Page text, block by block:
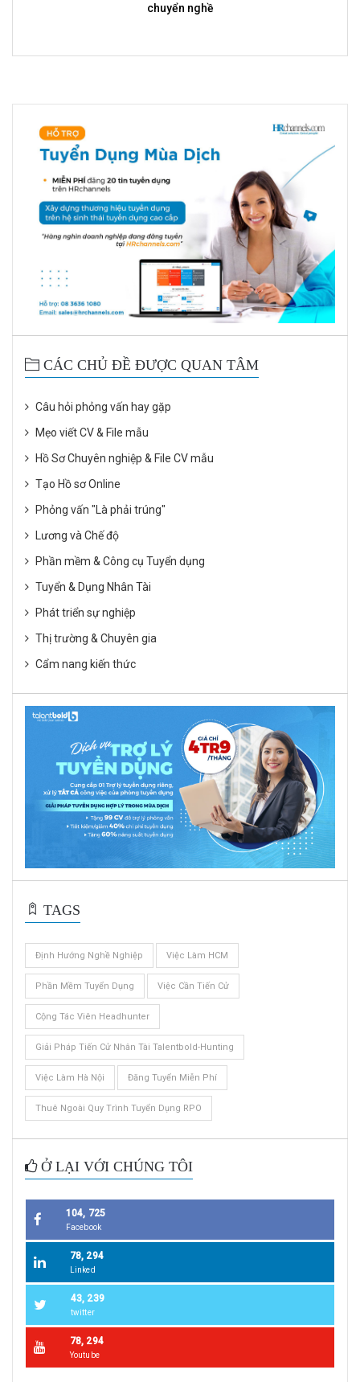
CÁC CHỦ ĐỀ ĐƯỢC QUAN TÂM
Câu hỏi phỏng vấn hay gặp
Mẹo viết CV & File mẫu
Hồ Sơ Chuyên nghiệp & File CV mẫu
Tạo Hồ sơ Online
Phỏng vấn "Là phải trúng"
Lương và Chế độ
Phần mềm & Công cụ Tuyển dụng
Tuyển & Dụng Nhân Tài
Phát triển sự nghiệp
Thị trường & Chuyên gia
Cẩm nang kiến thức
TAGS
Định Hướng Nghề Nghiệp Việc Làm HCM
Phần Mềm Tuyển Dụng Việc Cần Tiến Cử
Cộng Tác Viên Headhunter
Giải Pháp Tiến Cử Nhân Tài Talentbold-Hunting
Việc Làm Hà Nội Đăng Tuyển Miễn Phí
Thuê Ngoài Quy Trình Tuyển Dụng RPO
Ở LẠI VỚI CHÚNG TÔI
104, 725
Facebook
78, 294
Linked
43, 239
twitter
78, 294
Youtube